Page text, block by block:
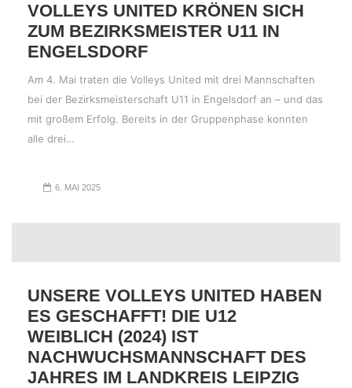
VOLLEYS UNITED KRÖNEN SICH
ZUM BEZIRKSMEISTER U11 IN
ENGELSDORF
Am 4. Mai traten die Volleys United mit drei Mannschaften
bei der Bezirksmeisterschaft U11 in Engelsdorf an – und das
mit großem Erfolg. Bereits in der Gruppenphase konnten
alle drei…
6. MAI 2025
UNSERE VOLLEYS UNITED HABEN
ES GESCHAFFT! DIE U12
WEIBLICH (2024) IST
NACHWUCHSMANNSCHAFT DES
JAHRES IM LANDKREIS LEIPZIG